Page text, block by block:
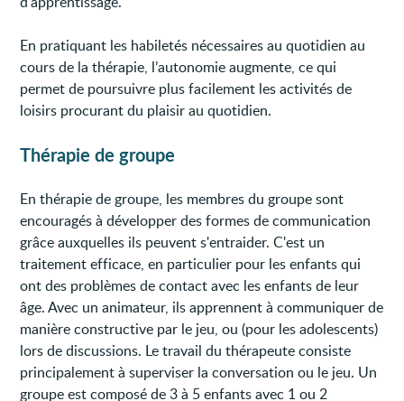
En pratiquant les habiletés nécessaires au quotidien au
cours de la thérapie, l’autonomie augmente, ce qui
permet de poursuivre plus facilement les activités de
loisirs procurant du plaisir au quotidien.
Thérapie de groupe
En thérapie de groupe, les membres du groupe sont
encouragés à développer des formes de communication
grâce auxquelles ils peuvent s'entraider. C'est un
traitement efficace, en particulier pour les enfants qui
ont des problèmes de contact avec les enfants de leur
âge. Avec un animateur, ils apprennent à communiquer de
manière constructive par le jeu, ou (pour les adolescents)
lors de discussions. Le travail du thérapeute consiste
principalement à superviser la conversation ou le jeu. Un
groupe est composé de 3 à 5 enfants avec 1 ou 2